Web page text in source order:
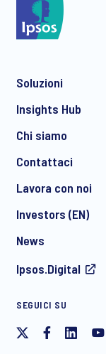
marketing via
ritirare il
Soluzioni
Insights Hub
Chi siamo
Contattaci
Lavora con noi
Investors (EN)
News
Ipsos.Digital
SEGUICI SU